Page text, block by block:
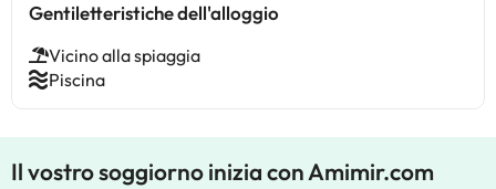
Gentiletteristiche dell'alloggio
Vicino alla spiaggia
Piscina
Il vostro soggiorno inizia con Amimir.com